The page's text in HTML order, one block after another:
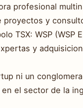
profesional
y
TSX: WSP (WSP
y
ni un
el sector de la